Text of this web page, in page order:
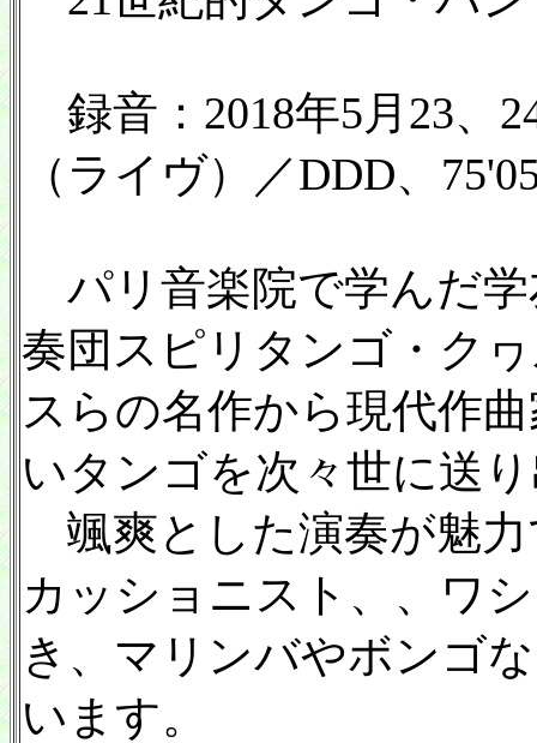
録音：2018年5月23、
（ライヴ）／DDD、
パリ音楽院で学んだ
奏団スピリタンゴ・ク
スらの名作から現代作
いタンゴを次々世に送
颯爽とした演奏が魅
カッショニスト、、ワ
き、マリンバやボンゴ
います。